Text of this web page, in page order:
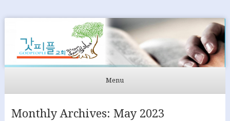
GODPEOPLE
머무르는 곳에서 아굴라와 브리스길라처럼 GODPEOPLE을
Menu
Monthly Archives: May 2023